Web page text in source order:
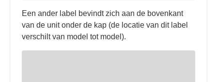
Een ander label bevindt zich aan de bovenkant
van de unit onder de kap (de locatie van dit label
verschilt van model tot model).